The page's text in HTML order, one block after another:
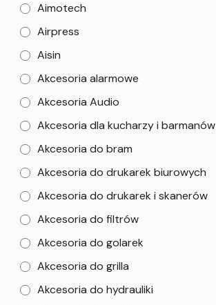
Aimotech
Airpress
Aisin
Akcesoria alarmowe
Akcesoria Audio
Akcesoria dla kucharzy i barmanów
Akcesoria do bram
Akcesoria do drukarek biurowych
Akcesoria do drukarek i skanerów
Akcesoria do filtrów
Akcesoria do golarek
Akcesoria do grilla
Akcesoria do hydrauliki